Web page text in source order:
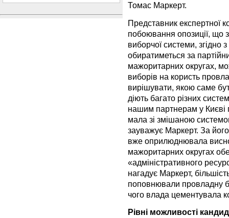
Томас Маркерт.
Представник експертної
побоювання опозиції, що
виборчої системи, згідно
обиратиметься за
мажоритарних округах,
виборів на користь
вирішувати, якою саме
діють багато різних
нашим партнерам у Києві
мала зі змішаною
зауважує Маркерт. За
вже оприлюднювала
мажоритарних округах
«адміністративного
нагадує Маркерт,
поповнювали провладну
чого влада цементувала
Рівні можливості